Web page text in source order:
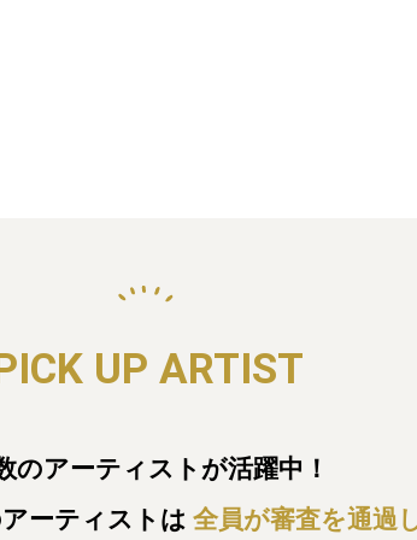
UP ARTIST
のアーティストが活躍中！
ーティストは 全員が審査を通過